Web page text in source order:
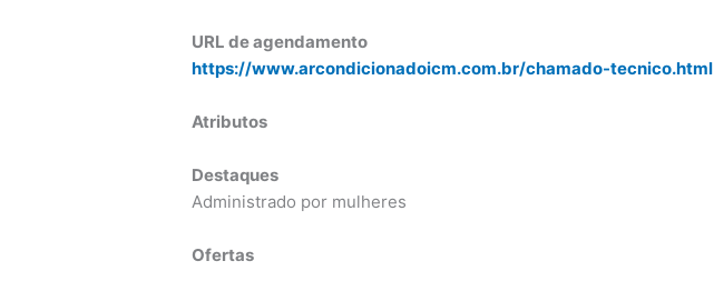
URL de agendamento
https://www.arcondicionadoicm.com.br/chamado-tecnico.html
Atributos
Destaques
Administrado por mulheres
Ofertas